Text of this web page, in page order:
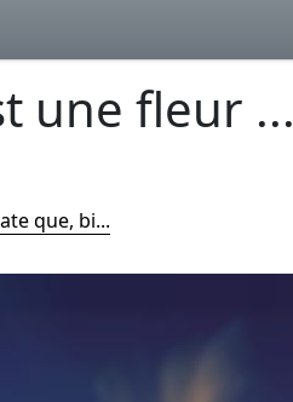
une fleur ...
que, bi...